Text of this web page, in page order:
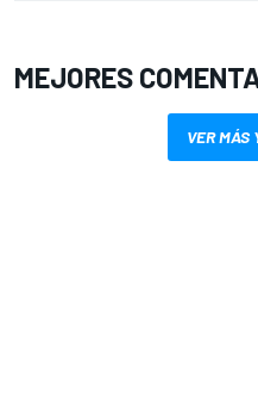
MEJORES
VER MÁS